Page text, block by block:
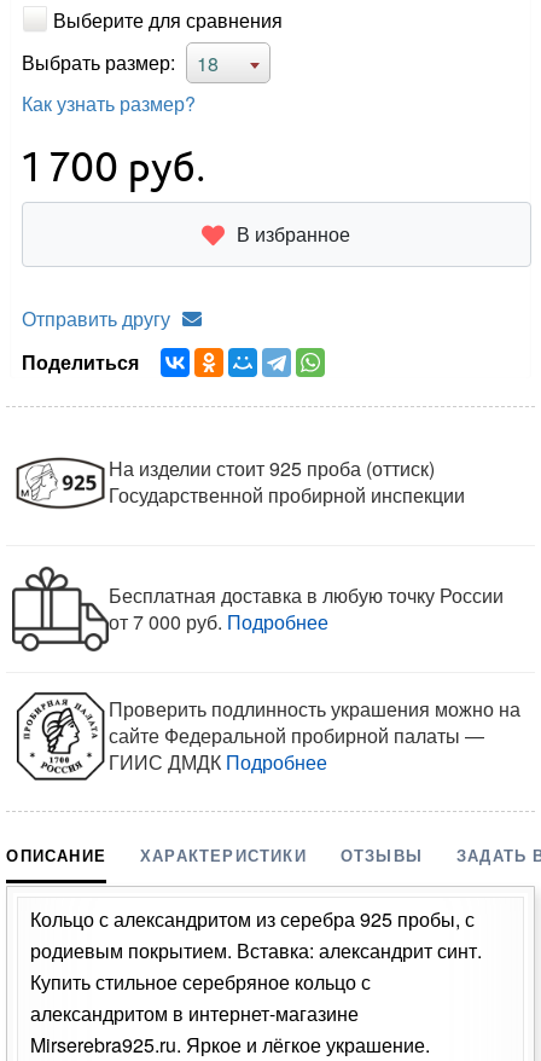
Выберите для сравнения
Выбрать размер:
18
Как узнать размер?
1 700 руб.
В избранное
Отправить другу
Поделиться
На изделии стоит 925 проба (оттиск)
Государственной пробирной инспекции
Бесплатная доставка в любую точку России
от 7 000 руб. Подробнее
Проверить подлинность украшения можно на
сайте Федеральной пробирной палаты —
ГИИС ДМДК Подробнее
ОПИСАНИЕ ХАРАКТЕРИСТИКИ ОТЗЫВЫ ЗАДАТЬ
Кольцо с александритом из серебра 925 пробы, с
родиевым покрытием. Вставка: александрит синт.
Купить стильное серебряное кольцо с
александритом в интернет-магазине
Mirserebra925.ru. Яркое и лёгкое украшение.